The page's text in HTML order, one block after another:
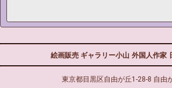
絵画販売 ギャラリー小山 外国人作家
東京都目黒区自由が丘1-28-8 自由